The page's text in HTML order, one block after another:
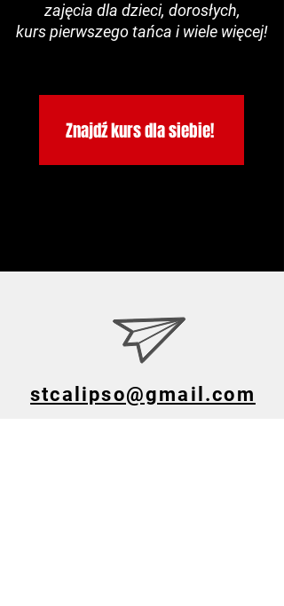
zajęcia dla dzieci, dorosłych,
kurs pierwszego tańca i wiele więcej!
Znajdź kurs dla siebie!
stcalipso@gmail.com